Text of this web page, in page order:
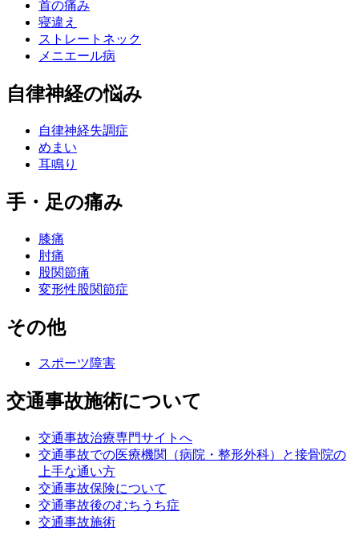
首の痛み
寝違え
ストレートネック
メニエール病
自律神経の悩み
自律神経失調症
めまい
耳鳴り
手・足の痛み
膝痛
肘痛
股関節痛
変形性股関節症
その他
スポーツ障害
交通事故施術について
交通事故治療専門サイトへ
交通事故での医療機関（病院・整形外科）と接骨院の
上手な通い方
交通事故保険について
交通事故後のむちうち症
交通事故施術